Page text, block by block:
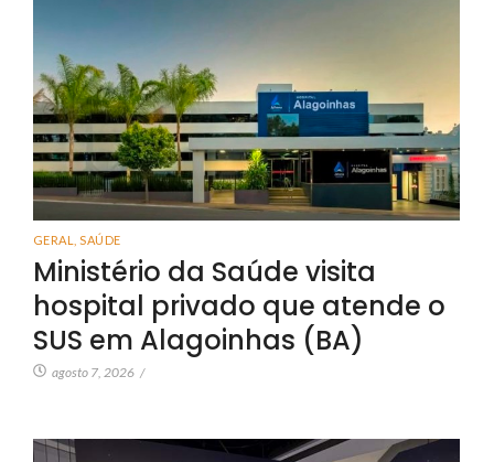
GERAL SAÚDE
Ministério da Saúde visita
hospital privado que atende o
SUS em Alagoinhas (BA)
agosto 7, 2026 /